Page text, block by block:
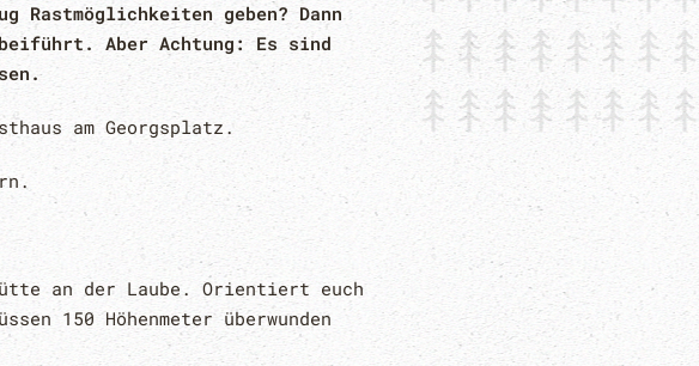
Rastmöglichkeiten geben? Dann
Aber Achtung: Es sind
am Georgsplatz.
an der Laube. Orientiert euch
150 Höhenmeter überwunden